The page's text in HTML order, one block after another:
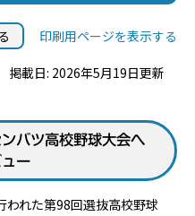
印刷用ページを表示する
掲載日: 2026年5月19日更新
バツ高校野球大会へ
ー
れた第98回選抜高校野球